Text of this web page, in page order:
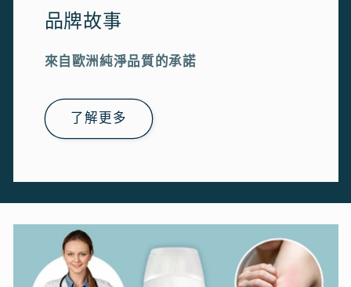
品牌故事
來自歐洲純淨品質的承諾
了解更多